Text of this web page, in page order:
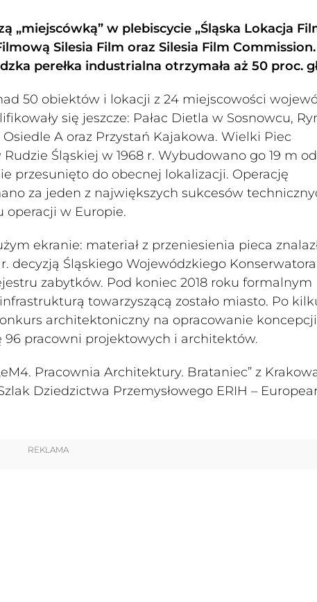
„miejscówką” w plebiscycie „Śląska Lokacja
Silesia Film oraz Silesia Film Commission.
perełka industrialna otrzymała aż 50 proc.
50 obiektów i lokacji z 24 miejscowości
się jeszcze: Pałac Dietla w Sosnowcu,
A oraz Przystań Kajakowa. Wielki Piec
Śląskiej w 1968 r. Wybudowano go 19 m od
przesunięto do obecnej lokalizacji. Operację
za jeden z największych sukcesów
operacji w Europie.
ekranie: materiał z przeniesienia pieca
decyzją Śląskiego Wojewódzkiego Konserwatora
zabytków. Pod koniec 2018 roku formalnym
towarzyszącą zostało miasto. Po
architektoniczny na opracowanie
96 pracowni projektowych i architektów.
Pracownia Architektury. Brataniec” z
Dziedzictwa Przemysłowego ERIH –
REKLAMA